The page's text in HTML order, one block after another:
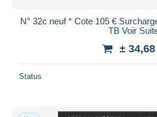
N° 32c neuf * Cote 105 €
TB Voir
±
Status